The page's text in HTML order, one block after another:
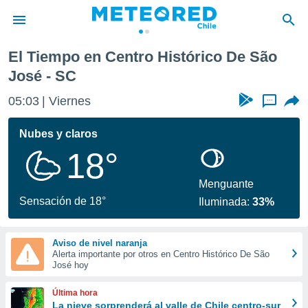
de
para
la
calidad.
a este
forma
digital
basada
El Tiempo en Centro Histórico De São
José - SC
05:03 Viernes ...
Nubes y claros
18°
Sensación de 18°
Menguante
Iluminada:33%
Aviso de nivel naranja
Alerta importante por otros en Centro Histórico De São
José hoy
Última hora
La nieve sorprenderá al valle de Chile centro-sur